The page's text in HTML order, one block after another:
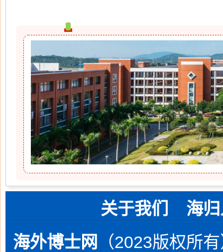
关于我们 海
海外博士网
（2023版权所